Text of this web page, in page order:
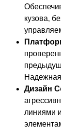
кузова,
Дизайн
линиями